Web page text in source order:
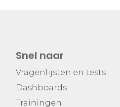
Snel naar
Vragenlijsten en tests
Dashboards
Trainingen